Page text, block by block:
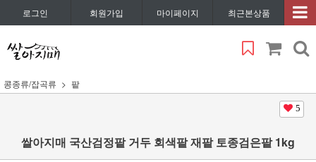
로그인 회원가입 마이페이지 최근본상품
콩종류/잡곡류 팥
5
쌀아지매 국산검정팥 거두 회색팥 재팥 토종검은팥 1kg